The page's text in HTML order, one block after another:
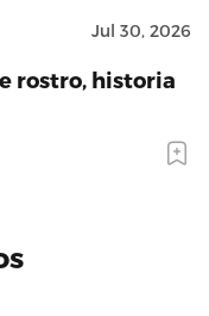
Jul 30, 2026
rostro, historia